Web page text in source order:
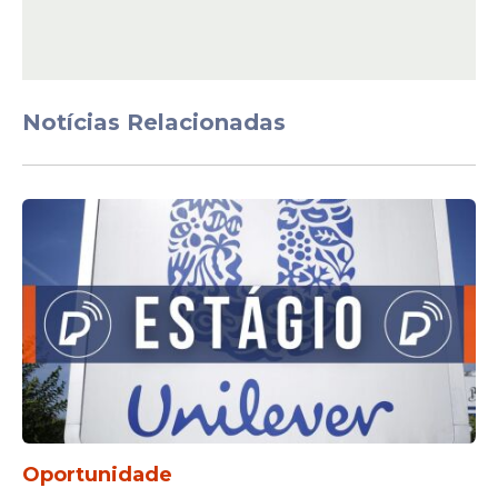
China
Sobre as declarações do presidente norte-
americano, Donald Trump, de que os
Estados Unidos podem voltar a aumentar
tarifas comerciais para a China, Paulo
Notícias Relacionadas
Oportunidade